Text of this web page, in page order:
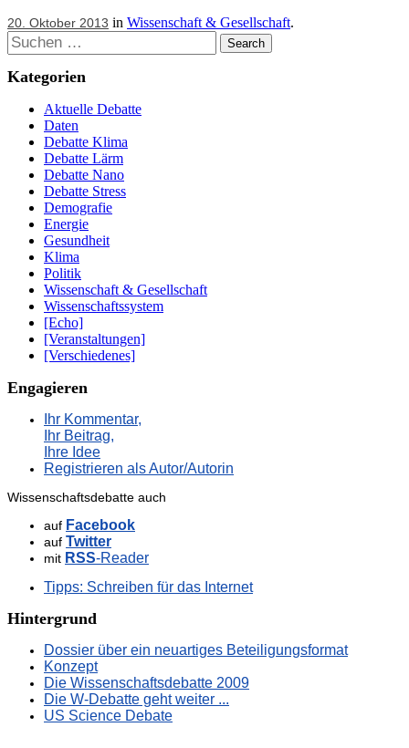
20. Oktober 2013 in Wissenschaft & Gesellschaft.
Suchen
Kategorien
Aktuelle Debatte
Daten
Debatte Klima
Debatte Lärm
Debatte Nano
Debatte Stress
Demografie
Energie
Gesundheit
Klima
Politik
Wissenschaft & Gesellschaft
Wissenschaftssystem
[Echo]
[Veranstaltungen]
[Verschiedenes]
Engagieren
Ihr Kommentar,
Ihr Beitrag,
Ihre Idee
Registrieren als Autor/Autorin
Wissenschaftsdebatte auch
auf Facebook
auf Twitter
mit RSS-Reader
Tipps: Schreiben für das Internet
Hintergrund
Dossier über ein neuartiges Beteiligungsformat
Konzept
Die Wissenschaftsdebatte 2009
Die W-Debatte geht weiter ...
US Science Debate